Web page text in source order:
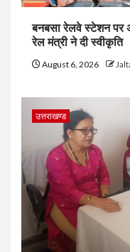
बनबसा रेलवे स्टेशन
रेल मंत्री ने दी स्वीकृति
August 6, 2026
उत्तराखण्ड